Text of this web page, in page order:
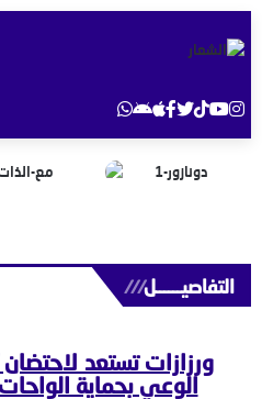
التفاصيــــــل///
ورزازات تستعد لاحتضان
الوعي بحماية